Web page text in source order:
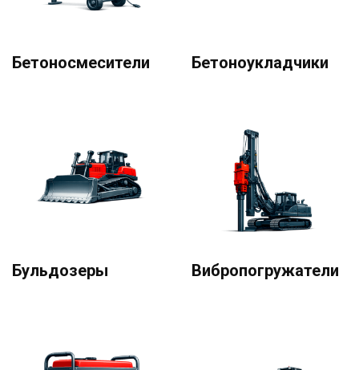
Бетоносмесители Бетоноукладчики
Бульдозеры Вибропогружатели